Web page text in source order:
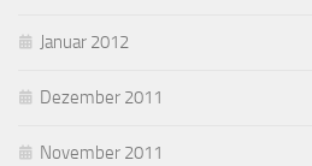
Januar 2012
Dezember 2011
November 2011